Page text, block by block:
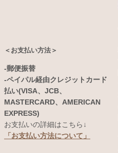
＜お支払い方法＞
-郵便振替
-ペイパル経由クレジットカード
払い(VISA、JCB、
MASTERCARD、AMERICAN
EXPRESS)
お支払いの詳細はこちら↓
「お支払い方法について」